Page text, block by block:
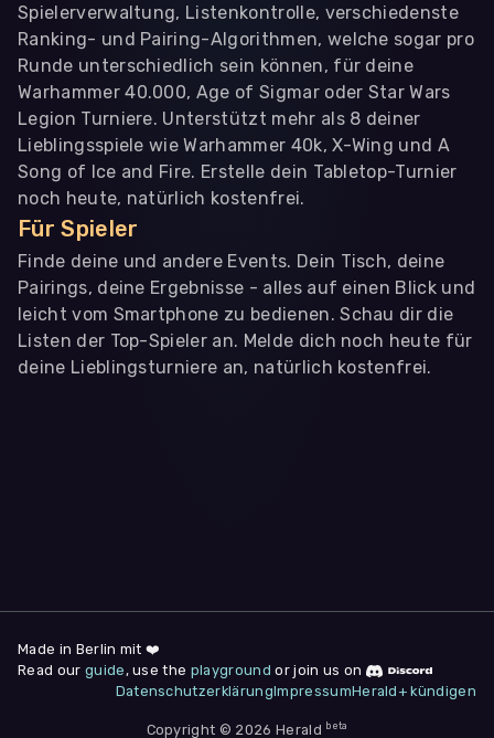
Spielerverwaltung, Listenkontrolle, verschiedenste
Ranking- und Pairing-Algorithmen, welche sogar pro
Runde unterschiedlich sein können, für deine
Warhammer 40.000, Age of Sigmar oder Star Wars
Legion Turniere. Unterstützt mehr als 8 deiner
Lieblingsspiele wie Warhammer 40k, X-Wing und A
Song of Ice and Fire. Erstelle dein Tabletop-Turnier
noch heute, natürlich kostenfrei.
Für Spieler
Finde deine und andere Events. Dein Tisch, deine
Pairings, deine Ergebnisse - alles auf einen Blick und
leicht vom Smartphone zu bedienen. Schau dir die
Listen der Top-Spieler an. Melde dich noch heute für
deine Lieblingsturniere an, natürlich kostenfrei.
deine Zustimmung jederzeit unter "
am Seitenende widerrufen.
Nur notwendige
Made in Berlin mit ❤️
Read our guide , use the playground or join us on
DatenschutzerklärungImpressumHerald+ kündigen
Copyright © 2026 Herald beta